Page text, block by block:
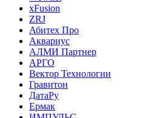
xFusion
ZRJ
Абитех Про
Аквариус
АЛМИ Партнер
АРГО
Вектор Технологии
Гравитон
ДатаРу
Ермак